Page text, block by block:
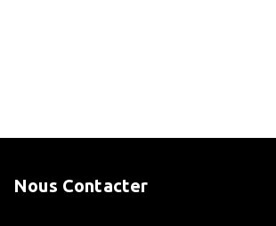
Nous Contacter